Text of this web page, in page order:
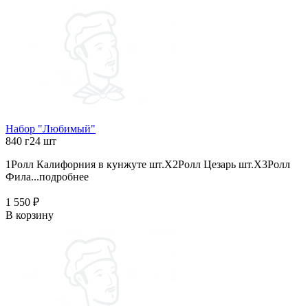
Набор "Любимый"
840 г24 шт
1Ролл Калифорния в кунжуте шт.X2Ролл Цезарь шт.X3Ролл
Фила...подробнее
1 550 ₽
В корзину